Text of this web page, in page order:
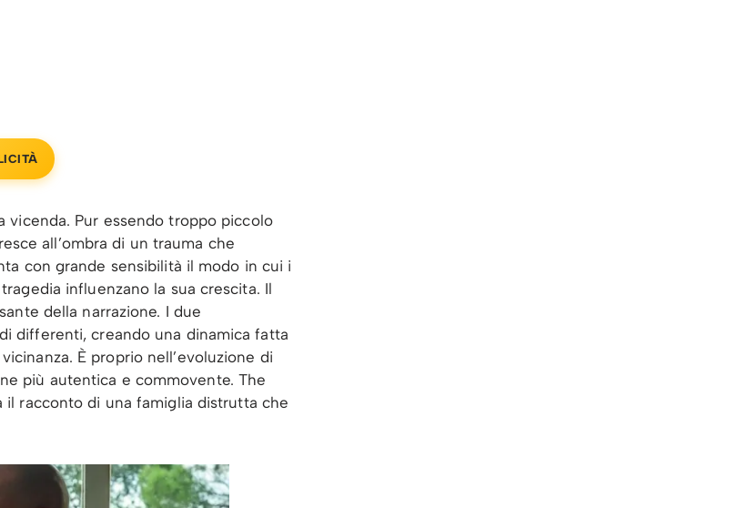
vicenda. Pur essendo troppo piccolo
all’ombra di un trauma che
con grande sensibilità il modo in cui i
influenzano la sua crescita. Il
della narrazione. I due
differenti, creando una dinamica fatta
È proprio nell’evoluzione di
più autentica e commovente. The
racconto di una famiglia distrutta che